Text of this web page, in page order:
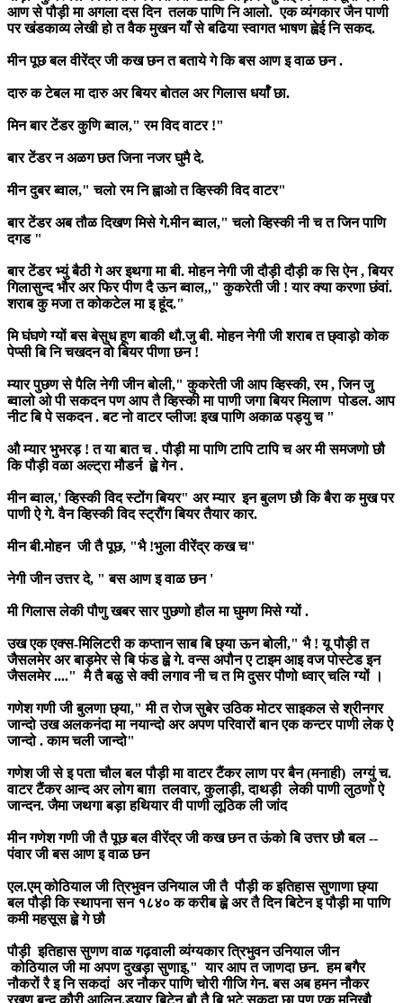
आण से पौड़ी मा अगला दस दिन तलक पाणि नि आलो. एक व्यंगकार जैन पाणी
पर खंडकाव्य लेखी हो त वैक मुखन याँ से बढिया स्वागत भाषण ह्वेई नि सकद.
मीन पूछ बल वीरेंद्र जी कख छन त बताये गे कि बस आण इ वाळ छन .
दारु क टेबल मा दारु अर बियर बोतल अर गिलास धर्याँ छा.
मिन बार टेंडर कुणि ब्वाल," रम विद वाटर !"
बार टेंडर न अळग छत जिना नजर घुमै दे.
मीन दुबर ब्वाल," चलो रम नि ह्वाओ त व्हिस्की विद वाटर"
बार टेंडर अब तौळ दिखण मिसे गे.मीन ब्वाल," चलो व्हिस्की नी च त जिन पाणि
दगड "
बार टेंडर भ्युं बैठी गे अर इथगा मा बी. मोहन नेगी जी दौड़ी दौड़ी क सि ऐन , बियर
गिलासुन्द भौर अर फिर पीण दै ऊन ब्वाल,," कुकरेती जी ! यार क्या करणा छंवां.
शराब कु मजा त कोकटेल मा इ हूंद."
मि घंघणे ग्यों बस बेसुध हूण बाकी थौ.जु बी. मोहन नेगी जी शराब त छ्वाड़ो कोक
पेप्सी बि नि चखदन वो बियर पीणा छन !
म्यार पुछण से पैलि नेगी जीन बोली," कुकरेती जी आप व्हिस्की, रम , जिन जु
ब्वालो ओ पी सकदन पण आप तै व्हिस्की मा पाणी जगा बियर मिलाण पोडल. आप
नीट बि पे सकदन . बट नो वाटर प्लीज! इख पाणि अकाळ पड्यु च "
औ म्यार भुभरड़ ! त या बात च . पौड़ी मा पाणि टापि टापि च अर मी समजणो छौ
कि पौड़ी वळा अल्ट्रा मौडर्न ह्व़े गेन .
मीन ब्वाल,' व्हिस्की विद स्टोंग बियर" अर म्यार इन बुलण छौ कि बैरा क मुख पर
पाणी ऐ गे. वैन व्हिस्की विद स्ट्रौंग बियर तैयार कार.
मीन बी.मोहन जी तै पूछ, "भै !भुला वीरेंद्र कख च"
नेगी जीन उत्तर दे, " बस आण इ वाळ छन '
मी गिलास लेकी पौणु खबर सार पुछणो हौल मा घुमण मिसे ग्यों .
उख एक एक्स-मिलिटरी क कप्तान साब बि छ्या ऊन बोली," भै ! यू पौड़ी त
जैसलमेर अर बाड़मेर से बि फंड ह्व़े गे. वन्स अपौन ए टाइम आइ वज पोस्टेड इन
जैसलमेर ...." मै तै बळु से क्वी लगाव नी च त मि दुसर पौणो ध्वार् चलि ग्यों ।
गणेश गणी जी बुलणा छ्या," मी त रोज सुबेर उठिक मोटर साइकल से श्रीनगर
जान्दो उख अलकनंदा मा नयान्दो अर अपण परिवारों बान एक कन्टर पाणी लेक ऐ
जान्दो . काम चली जान्दो"
गणेश जी से इ पता चौल बल पौड़ी मा वाटर टैंकर लाण पर बैन (मनाही) लग्युं च.
वाटर टैंकर आन्द अर लोग बाग़ तलवार, कुलाड़ी, दाथड़ी लेकी पाणी लुठणो ऐ
जान्दन. जैमा जथगा बड़ा हथियार वी पाणी लूठिक ली जांद
मीन गणेश गणी जी तै पूछ बल वीरेंद्र जी कख छन त ऊंको बि उत्तर छौ बल --
पंवार जी बस आण इ वाळ छन
एल.एम् कोठियाल जी त्रिभुवन उनियाल जी तै पौड़ी क इतिहास सुणाणा छ्या
बल पौड़ी कि स्थापना सन १८४० क करीब ह्व़े अर तै दिन बिटेन इ पौड़ी मा पाणि
कमी महसूस ह्व़े गे छौ
पौड़ी इतिहास सुणण वाळ गढ़वाली व्यंग्यकार त्रिभुवन उनियाल जीन
कोठियाल जी मा अपण दुखड़ा सुणाइ," यार आप त जाणदा छन. हम बगैर
नौकरों रै इ नि सकदां अर नौकर पाणि चोरी गीजि गेन. बस अब हमन नौकर
रखण बन्द कौरी आलिन.ड़्यार बिटेन बौ तै बि भटे सकदा छा पण एक मनिखौ